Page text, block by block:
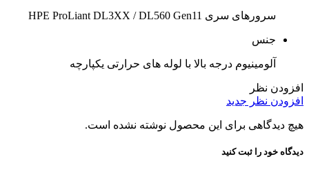
سرورهای سری HPE ProLiant DL3XX / DL560 Gen11
جنس
آلومینیوم درجه بالا با لوله های حرارتی یکپارچه
افزودن نظر
افزودن نظر جدید
هیچ دیدگاهی برای این محصول نوشته نشده است.
دیدگاه خود را ثبت کنید